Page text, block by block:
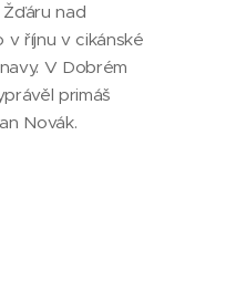
nad
v říjnu v cikánské
V Dobrém
primáš
Novák.